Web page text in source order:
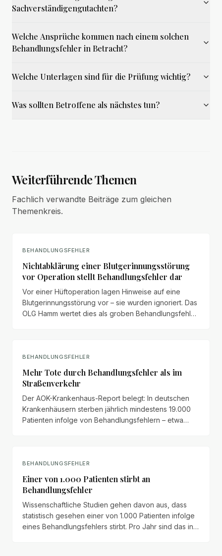
Sachverständigengutachten?
Welche Ansprüche kommen nach einem solchen
Behandlungsfehler in Betracht?
Welche Unterlagen sind für die Prüfung wichtig?
Was sollten Betroffene als nächstes tun?
Weiterführende Themen
Fachlich verwandte Beiträge zum gleichen
Themenkreis.
BEHANDLUNGSFEHLER
Nichtabklärung einer Blutgerinnungsstörung
vor Operation stellt Behandlungsfehler dar
Vor einer Hüftoperation lagen Hinweise auf eine
Blutgerinnungsstörung vor – sie wurden ignoriert. Das
OLG Hamm wertet dies als groben Behandlungsfehler
BEHANDLUNGSFEHLER
Mehr Tote durch Behandlungsfehler als im
Straßenverkehr
Der AOK-Krankenhaus-Report belegt: In deutschen
Krankenhäusern sterben jährlich mindestens 19.000
Patienten infolge von Behandlungsfehlern – etwa
BEHANDLUNGSFEHLER
Einer von 1.000 Patienten stirbt an
Behandlungsfehler
Wissenschaftliche Studien gehen davon aus, dass
statistisch gesehen einer von 1.000 Patienten infolge
eines Behandlungsfehlers stirbt. Pro Jahr sind das in